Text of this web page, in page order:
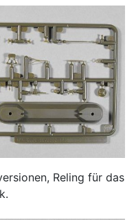
Reling für das